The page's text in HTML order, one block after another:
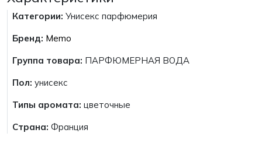
Категории: Унисекс парфюмерия
Бренд: Memo
Группа товара: ПАРФЮМЕРНАЯ ВОДА
Пол: унисекс
Типы аромата: цветочные
Страна: Франция